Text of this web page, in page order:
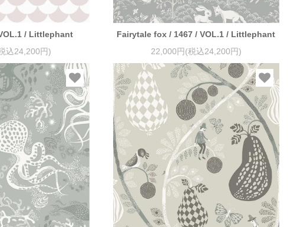
/ Littlephant
込24,200円)
Fairytale fox / 1467 / VOL.1 / Littlephant
22,000円(税込24,200円)